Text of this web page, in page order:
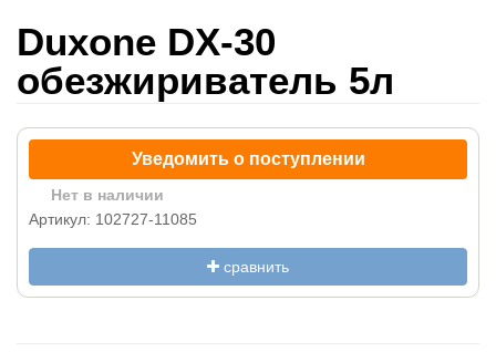
Duxone DX-30
обезжириватель 5л
Уведомить о поступлении
Нет в наличии
Артикул: 102727-11085
сравнить